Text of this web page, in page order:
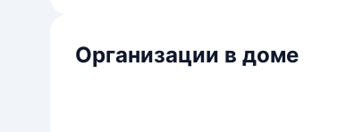
Организации в доме